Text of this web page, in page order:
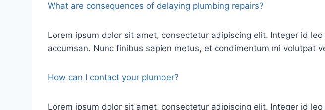
What are consequences of delaying plumbing repairs?
Lorem ipsum dolor sit amet, consectetur adipiscing elit. Integer id
accumsan. Nunc finibus sapien metus, et condimentum mi volutpat
How can I contact your plumber?
Lorem ipsum dolor sit amet, consectetur adipiscing elit. Integer id